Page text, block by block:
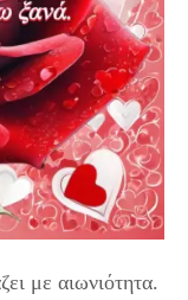
με αιωνιότητα.